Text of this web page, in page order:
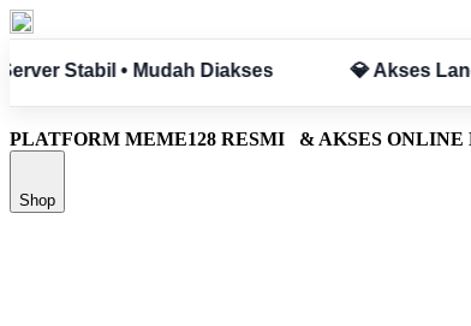
Hambatan ✅ Aman & Terpercaya
PLATFORM MEME128 RESMI & AKSES
Shop